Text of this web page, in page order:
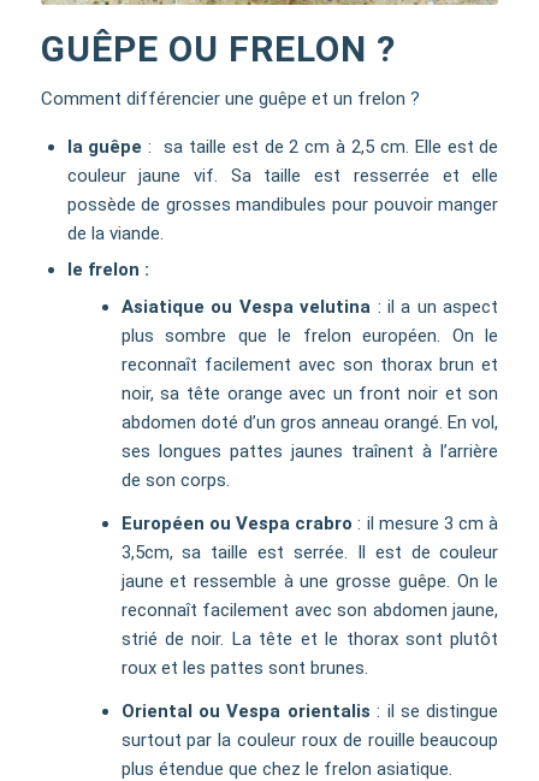
GUÊPE OU FRELON ?
Comment différencier une guêpe et un frelon ?
la guêpe : sa taille est de 2 cm à 2,5 cm. Elle est de
couleur jaune vif. Sa taille est resserrée et elle
possède de grosses mandibules pour pouvoir manger
de la viande.
le frelon :
Asiatique ou Vespa velutina : il a un aspect
plus sombre que le frelon européen. On le
reconnaît facilement avec son thorax brun et
noir, sa tête orange avec un front noir et son
abdomen doté d’un gros anneau orangé. En vol,
ses longues pattes jaunes traînent à l’arrière
de son corps.
Européen ou Vespa crabro : il mesure 3 cm à
3,5cm, sa taille est serrée. Il est de couleur
jaune et ressemble à une grosse guêpe. On le
reconnaît facilement avec son abdomen jaune,
strié de noir. La tête et le thorax sont plutôt
roux et les pattes sont brunes.
Oriental ou Vespa orientalis : il se distingue
surtout par la couleur roux de rouille beaucoup
plus étendue que chez le frelon asiatique.